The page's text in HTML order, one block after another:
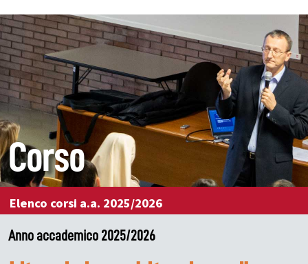
Corso
Elenco corsi a.a. 2025/2026
Anno accademico 2025/2026